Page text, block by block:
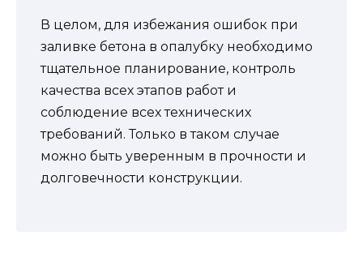
В целом, для избежания ошибок при
заливке бетона в опалубку необходимо
тщательное планирование, контроль
качества всех этапов работ и
соблюдение всех технических
требований. Только в таком случае
можно быть уверенным в прочности и
долговечности конструкции.